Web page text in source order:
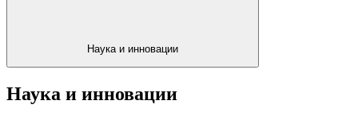
Наука и инновации
Наука и инновации